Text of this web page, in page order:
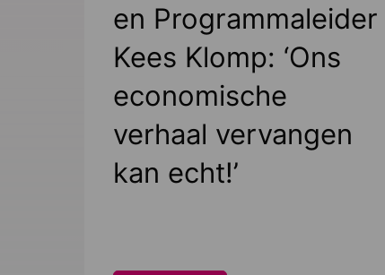
en Programmaleider
Kees Klomp: ‘Ons
economische
verhaal vervangen
kan echt!’